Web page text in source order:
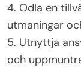
4. Odla en
utmaningar
5. Utnyttja
och